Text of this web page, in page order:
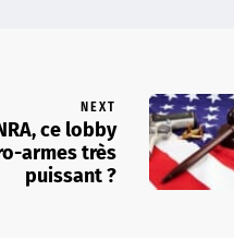
NEXT
ce lobby
armes très
puissant ?